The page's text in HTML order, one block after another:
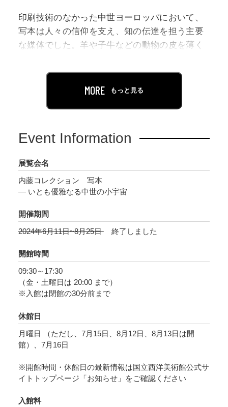
印刷技術のなかった中世ヨーロッパにおいて、
写本は人々の信仰を支え、知の伝達を担う主要
な媒体でした。羊や子牛などの動物の皮を薄く
し、膨大な時間と労力をかけて制作される写本
は、ときに非常な贅沢品となりました。なかに
国立西洋美術館では2015年度に、筑波大学・茨
零葉（零葉：本から切り離された一枚一枚の紙
葉）を中心とするコレクションを一括でご寄贈
いただきました。その後も2020年にかけて、内
藤氏ご友人の⾧沼昭夫氏からも支援を賜りつ
つ、新たに26点を所蔵品に加えています。
同館は、2019-20年度に三期にわたり開催した小
企画展で、内藤コレクションを紹介してきまし
た。しかし、コロナ禍のさなかでもあったた
め、それらは小規模なものにとどまったと言わ
こうした事情をふまえて、改めて内藤コレクシ
ョンの作品の大多数を一堂に展示し、紹介する
の大規模な写本展となります。
本展は、内藤コレクションを中心に、国内の大
MORE もっと見る
Event Information
展覧会名
内藤コレクション 写本
— いとも優雅なる中世の小宇宙
開催期間
2024年6月11日~8月25日
終了しました
開館時間
09:30～17:30
（金・土曜日は 20:00 まで）
※入館は閉館の30分前まで
休館日
月曜日 （ただし、7月15日、8月12日、8月13日は開
館）、7月16日
※開館時間・休館日の最新情報は国立西洋美術館公式サ
イトトップページ「お知らせ」をご確認ください
入館料